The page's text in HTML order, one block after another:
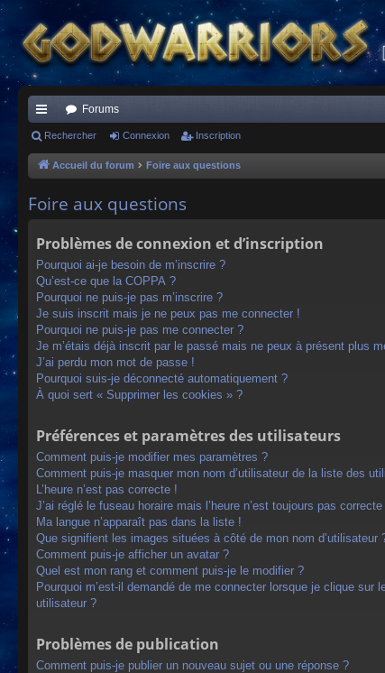
ac
co
s
Forums
Rechercher Connexion Inscription
Accueil du forum Foire aux questions
Foire aux questions
Problèmes de connexion et d’inscription
Pourquoi ai-je besoin de m’inscrire ?
Qu’est-ce que la COPPA ?
Pourquoi ne puis-je pas m’inscrire ?
Je suis inscrit mais je ne peux pas me connecter !
Pourquoi ne puis-je pas me connecter ?
Je m’étais déjà inscrit par le passé mais ne peux à présent plus
J’ai perdu mon mot de passe !
Pourquoi suis-je déconnecté automatiquement ?
À quoi sert « Supprimer les cookies » ?
Préférences et paramètres des utilisateurs
Comment puis-je modifier mes paramètres ?
Comment puis-je masquer mon nom d’utilisateur de la liste des
L’heure n’est pas correcte !
J’ai réglé le fuseau horaire mais l’heure n’est toujours pas correcte
Ma langue n’apparaît pas dans la liste !
Que signifient les images situées à côté de mon nom d’utilisateur
Comment puis-je afficher un avatar ?
Quel est mon rang et comment puis-je le modifier ?
Pourquoi m’est-il demandé de me connecter lorsque je clique sur
utilisateur ?
Problèmes de publication
Comment puis-je publier un nouveau sujet ou une réponse ?